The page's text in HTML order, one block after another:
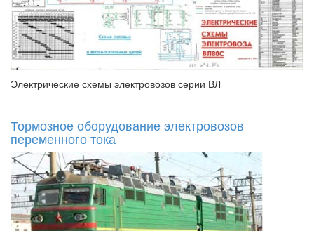
Электрические схемы электровозов серии ВЛ
Тормозное оборудование электровозов
переменного тока